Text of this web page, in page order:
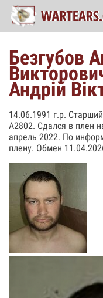
Безгубов
Андрій
14.06.1991 г.р.
А2802. Сдался в плен
апрель 2022. По
плену. Обмен